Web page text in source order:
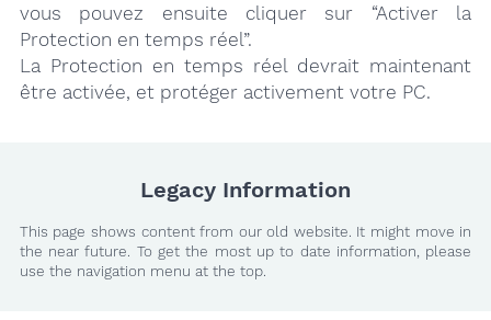
vous pouvez ensuite cliquer sur “Activer la
Protection en temps réel”.
La Protection en temps réel devrait maintenant
être activée, et protéger activement votre PC.
Legacy Information
This page shows content from our old website. It might move in
the near future. To get the most up to date information, please
use the navigation menu at the top.